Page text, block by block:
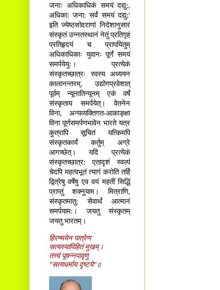
जनाः अधिकाधिकं समयं दद्यु:,
अधिका: जना: सर्वं समयं दद्यु:'
इति ज्येष्ठसोदराणां निदेशानुसारं
संस्कृतं उन्नतस्थानं नेतुं प्रतिगृहं
प्रतिहृदयं च प्रापयितुम्
अधिकाधिकाः युवानः पूर्णं समयं
समर्पयेयुः। प्रत्येकं
संस्कृतच्छात्रः स्वस्य अध्ययन
कालानन्तरम्, उद्योगप्रवेशात्
पूर्वम् न्यूनातिन्यूनम् एकं वर्षं
संस्कृताय समर्पयेत्। वेतनेन
विना, अन्यव्यक्तिगत-आकाङ्क्षा
विना पूर्णसमर्पणभावेन भारते यत्र
कुत्रापि सूचितं यत्किमपि
संस्कृतकार्यं कर्तुम् अग्रे
आगच्छेत्। यदि प्रत्येकं
संस्कृतच्छात्र: एतादृशं स्वल्पं
चेदपि महत्वभूतं त्यागं करोति तर्हि
द्वित्रेषु वर्षेषु एव वयं महतीं सिद्धिं
प्राप्तुं शक्नुयाम। मित्राणि,
संस्कृतमातु: सेवार्थं आत्मानं
समर्पयाम:। जयतु संस्कृतम्
जयतु भारतम्।
हिरण्मयेन पात्रेण
सत्यस्यापिहितं मुखम्।
तत्त्वं पूषन्नपावृणु
"सत्यधर्माय दृष्टये"॥